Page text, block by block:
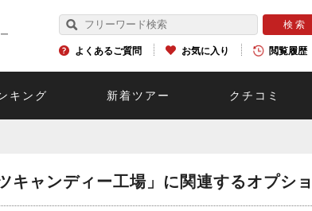
よくあるご質問 お気に入り 閲覧履歴
キング 新着ツアー クチコミ
キャンディー工場」に関連するオプシ